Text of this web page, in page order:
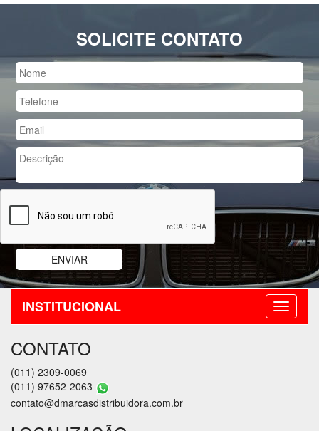
SOLICITE CONTATO
INSTITUCIONAL
CONTATO
(011) 2309-0069
(011) 97652-2063
contato@dmarcasdistribuidora.com.br